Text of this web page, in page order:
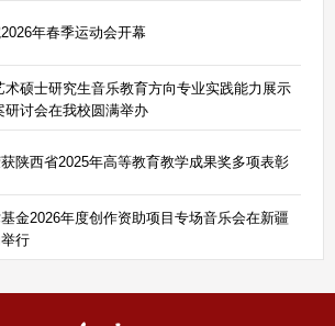
年春季运动会开幕
术硕士研究生音乐教育方向专业实践能力展示
研讨会在我校圆满举办
陕西省2025年高等教育教学成果奖多项表彰
金2026年度创作资助项目专场音乐会在新疆
行